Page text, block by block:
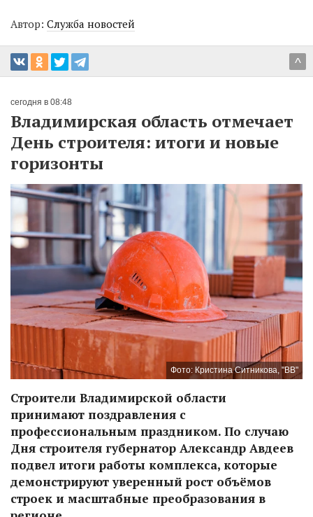
Автор: Служба новостей
^
сегодня в 08:48
Владимирская область отмечает
День строителя: итоги и новые
горизонты
Фото: Кристина Ситникова, "ВВ"
Строители Владимирской области
принимают поздравления с
профессиональным праздником. По случаю
Дня строителя губернатор Александр Авдеев
подвел итоги работы комплекса, которые
демонстрируют уверенный рост объёмов
строек и масштабные преобразования в